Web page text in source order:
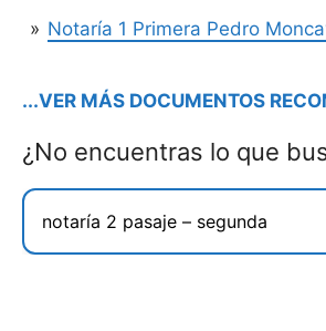
Notaría 1 Primera Pedro
...VER MÁS DOCUMENTOS
¿No encuentras lo que